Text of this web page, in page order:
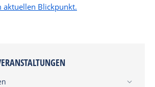
aktuellen Blickpunkt.